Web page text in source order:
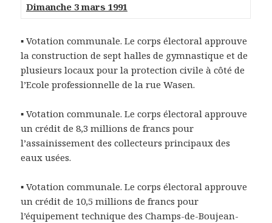
Dimanche 3 mars 1991
▪ Votation communale. Le corps électoral approuve
la construction de sept halles de gymnastique et de
plusieurs locaux pour la protection civile à côté de
l’Ecole professionnelle de la rue Wasen.
▪ Votation communale. Le corps électoral approuve
un crédit de 8,3 millions de francs pour
l’assainissement des collecteurs principaux des
eaux usées.
▪ Votation communale. Le corps électoral approuve
un crédit de 10,5 millions de francs pour
l’équipement technique des Champs-de-Boujean-